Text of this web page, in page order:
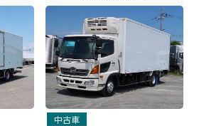
中古車